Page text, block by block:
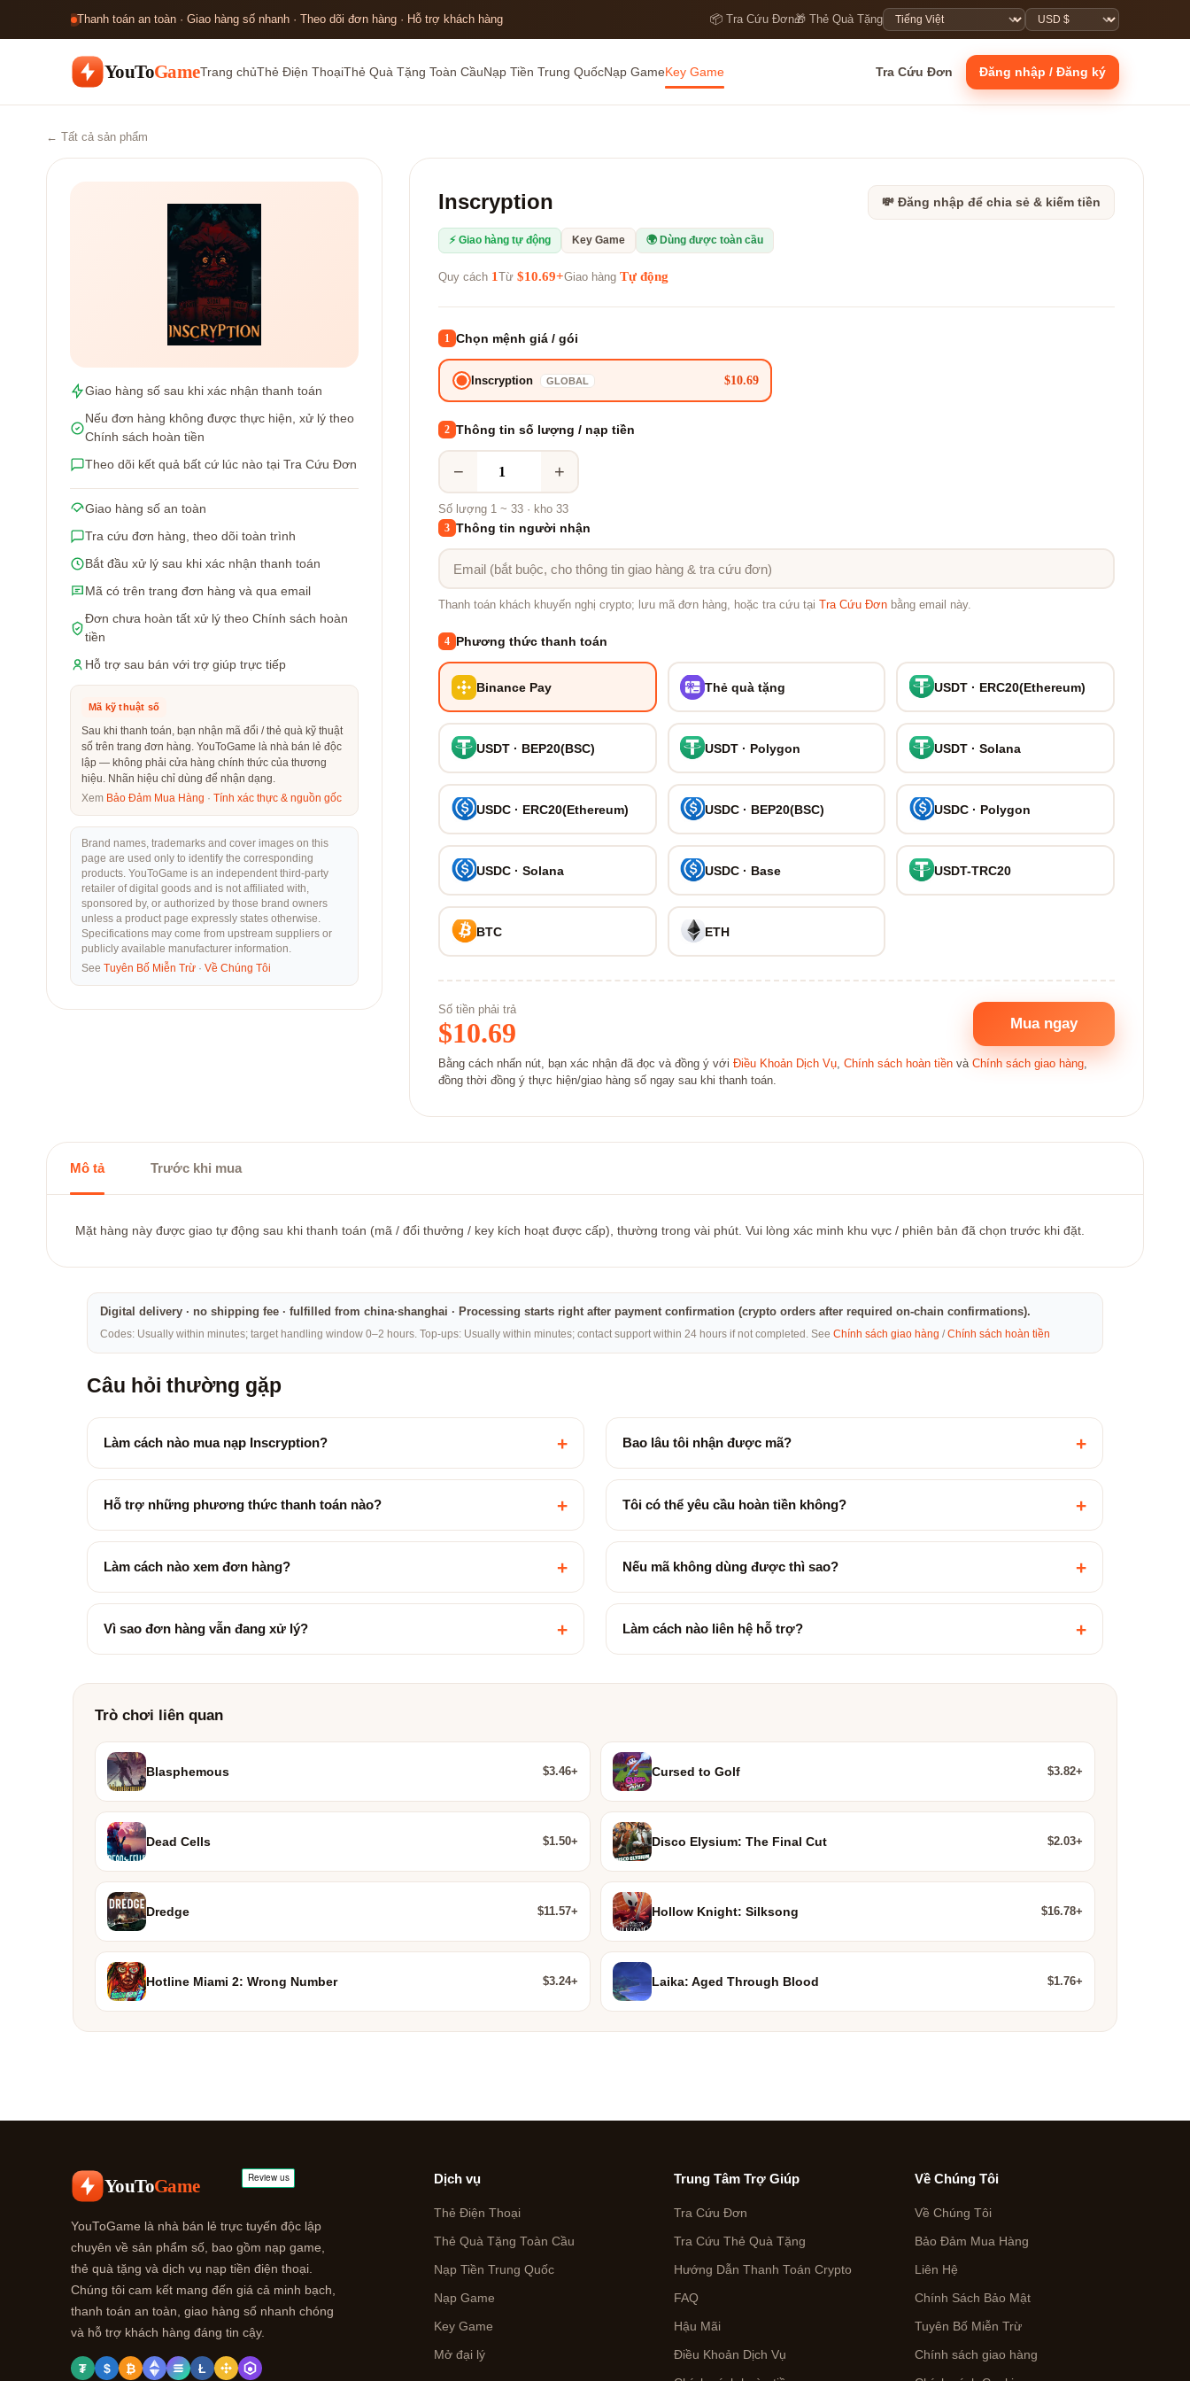
Thanh toán an toàn · Giao hàng số nhanh · Theo dõi đơn hàng · Hỗ trợ khách hàng 📦 Tra Cứu Đơn🎁 Thẻ Quà Tặng
YouToGameTrang chủThẻ Điện ThoạiThẻ Quà Tặng Toàn CầuNạp Tiền Trung QuốcNạp GameKey Game Tra Cứu Đơn Đăng nhập / Đăng ký
← Tất cả sản phẩm
Giao hàng số sau khi xác nhận thanh toán
Nếu đơn hàng không được thực hiện, xử lý theo
Chính sách hoàn tiền
Theo dõi kết quả bất cứ lúc nào tại Tra Cứu Đơn
Giao hàng số an toàn
Tra cứu đơn hàng, theo dõi toàn trình
Bắt đầu xử lý sau khi xác nhận thanh toán
Mã có trên trang đơn hàng và qua email
Đơn chưa hoàn tất xử lý theo Chính sách hoàn
tiền
Hỗ trợ sau bán với trợ giúp trực tiếp
Mã kỹ thuật số
Sau khi thanh toán, bạn nhận mã đổi / thẻ quà kỹ thuật
số trên trang đơn hàng. YouToGame là nhà bán lẻ độc
lập — không phải cửa hàng chính thức của thương
hiệu. Nhãn hiệu chỉ dùng để nhận dạng.
Xem Bảo Đảm Mua Hàng · Tính xác thực & nguồn gốc
Brand names, trademarks and cover images on this
page are used only to identify the corresponding
products. YouToGame is an independent third-party
retailer of digital goods and is not affiliated with,
sponsored by, or authorized by those brand owners
unless a product page expressly states otherwise.
Specifications may come from upstream suppliers or
publicly available manufacturer information.
See Tuyên Bố Miễn Trừ · Về Chúng Tôi
💸 Đăng nhập để chia sẻ & kiếm tiền
Inscryption
⚡ Giao hàng tự động Key Game 🌍 Dùng được toàn cầu
Quy cách 1 Từ $10.69+Giao hàng Tự động
1 Chọn mệnh giá / gói
Inscryption GLOBAL $10.69
2 Thông tin số lượng / nạp tiền
− +
Số lượng 1 ~ 33 · kho 33
3 Thông tin người nhận
Thanh toán khách khuyến nghị crypto; lưu mã đơn hàng, hoặc tra cứu tại Tra Cứu Đơn bằng email này.
4 Phương thức thanh toán
Binance Pay Thẻ quà tặng USDT · ERC20(Ethereum)
USDT · BEP20(BSC) USDT · Polygon USDT · Solana
USDC · ERC20(Ethereum) USDC · BEP20(BSC) USDC · Polygon
USDC · Solana USDC · Base USDT-TRC20
BTC ETH
Số tiền phải trả
$10.69 Mua ngay
Bằng cách nhấn nút, bạn xác nhận đã đọc và đồng ý với Điều Khoản Dịch Vụ, Chính sách hoàn tiền và Chính sách giao hàng,
đồng thời đồng ý thực hiện/giao hàng số ngay sau khi thanh toán.
Mô tả Trước khi mua
Mặt hàng này được giao tự động sau khi thanh toán (mã / đổi thưởng / key kích hoạt được cấp), thường trong vài phút. Vui lòng xác minh khu vực / phiên bản đã chọn trước khi đặt.
Digital delivery · no shipping fee · fulfilled from china·shanghai · Processing starts right after payment confirmation (crypto orders after required on-chain confirmations).
Codes: Usually within minutes; target handling window 0–2 hours. Top-ups: Usually within minutes; contact support within 24 hours if not completed. See Chính sách giao hàng /Chính sách hoàn tiền
Câu hỏi thường gặp
Làm cách nào mua nạp Inscryption? + Bao lâu tôi nhận được mã? +
Hỗ trợ những phương thức thanh toán nào? + Tôi có thể yêu cầu hoàn tiền không? +
Làm cách nào xem đơn hàng? + Nếu mã không dùng được thì sao? +
Vì sao đơn hàng vẫn đang xử lý? + Làm cách nào liên hệ hỗ trợ? +
Trò chơi liên quan
Blasphemous $3.46+ Cursed to Golf $3.82+
Dead Cells $1.50+ Disco Elysium: The Final Cut $2.03+
Dredge $11.57+ Hollow Knight: Silksong $16.78+
Hotline Miami 2: Wrong Number $3.24+ Laika: Aged Through Blood $1.76+
YouToGame
YouToGame là nhà bán lẻ trực tuyến độc lập
chuyên về sản phẩm số, bao gồm nạp game,
thẻ quà tặng và dịch vụ nạp tiền điện thoại.
Chúng tôi cam kết mang đến giá cả minh bạch,
thanh toán an toàn, giao hàng số nhanh chóng
và hỗ trợ khách hàng đáng tin cậy.
₮ $ ₿ Ł
Dịch vụ
Thẻ Điện Thoại
Thẻ Quà Tặng Toàn Cầu
Nạp Tiền Trung Quốc
Nạp Game
Key Game
Mở đại lý
Trung Tâm Trợ Giúp
Tra Cứu Đơn
Tra Cứu Thẻ Quà Tặng
Hướng Dẫn Thanh Toán Crypto
FAQ
Hậu Mãi
Điều Khoản Dịch Vụ
Về Chúng Tôi
Về Chúng Tôi
Bảo Đảm Mua Hàng
Liên Hệ
Chính Sách Bảo Mật
Tuyên Bố Miễn Trừ
Chính sách giao hàng